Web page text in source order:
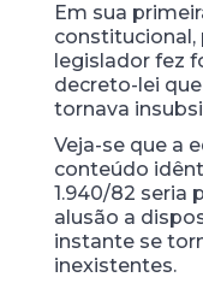
Em sua
constitucional,
legislador fez
decreto-lei
tornava
Veja-se que a
conteúdo
1.940/82 seria
alusão a
instante se
inexistentes.